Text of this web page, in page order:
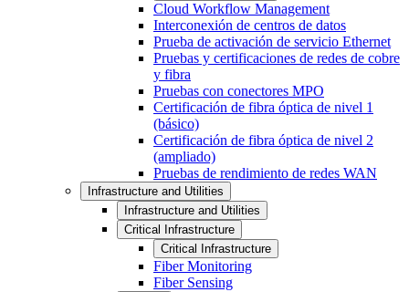
Cloud Workflow Management
Interconexión de centros de datos
Prueba de activación de servicio Ethernet
Pruebas y certificaciones de redes de cobre
y fibra
Pruebas con conectores MPO
Certificación de fibra óptica de nivel 1
(básico)
Certificación de fibra óptica de nivel 2
(ampliado)
Pruebas de rendimiento de redes WAN
Infrastructure and Utilities
Infrastructure and Utilities
Critical Infrastructure
Critical Infrastructure
Fiber Monitoring
Fiber Sensing